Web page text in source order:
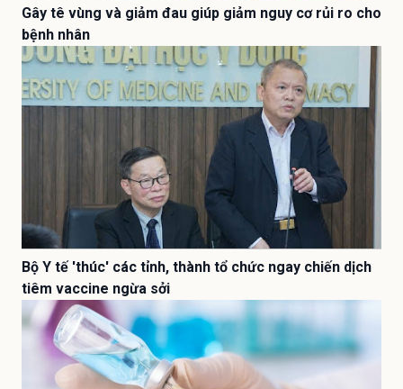
Gây tê vùng và giảm đau giúp giảm nguy cơ rủi ro cho
bệnh nhân
Bộ Y tế 'thúc' các tỉnh, thành tổ chức ngay chiến dịch
tiêm vaccine ngừa sởi